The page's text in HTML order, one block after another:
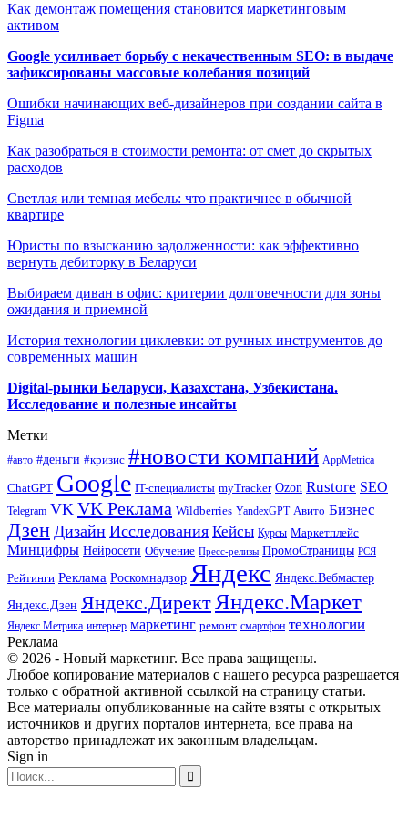
Как демонтаж помещения становится маркетинговым
активом
Google усиливает борьбу с некачественным SEO: в выдаче
зафиксированы массовые колебания позиций
Ошибки начинающих веб-дизайнеров при создании сайта в
Figma
Как разобраться в стоимости ремонта: от смет до скрытых
расходов
Светлая или темная мебель: что практичнее в обычной
квартире
Юристы по взысканию задолженности: как эффективно
вернуть дебиторку в Беларуси
Выбираем диван в офис: критерии долговечности для зоны
ожидания и приемной
История технологии циклевки: от ручных инструментов до
современных машин
Digital-рынки Беларуси, Казахстана, Узбекистана.
Исследование и полезные инсайты
Метки
#авто #деньги #кризис #новости компаний AppMetrica
ChatGPT Google IT-специалисты myTracker Ozon Rustore SEO
Telegram VK VK Реклама Wildberries YandexGPT Авито Бизнес
Дзен Дизайн Исследования Кейсы Курсы Маркетплейс
Минцифры Нейросети Обучение Пресс-релизы ПромоСтраницы РСЯ
Рейтинги Реклама Роскомнадзор Яндекс Яндекс.Вебмастер
Яндекс.Дзен Яндекс.ДиректЯндекс.Маркет
Яндекс.Метрика интерьер маркетинг ремонт смартфон технологии
Реклама
© 2026 - Новый маркетинг. Все права защищены.
Любое копирование материалов с нашего ресурса разрешается
только с обратной активной ссылкой на страницу статьи.
Все материалы опубликованные на сайте взяты с открытых
источников и других порталов интернета, все права на
авторство принадлежат их законным владельцам.
Sign in